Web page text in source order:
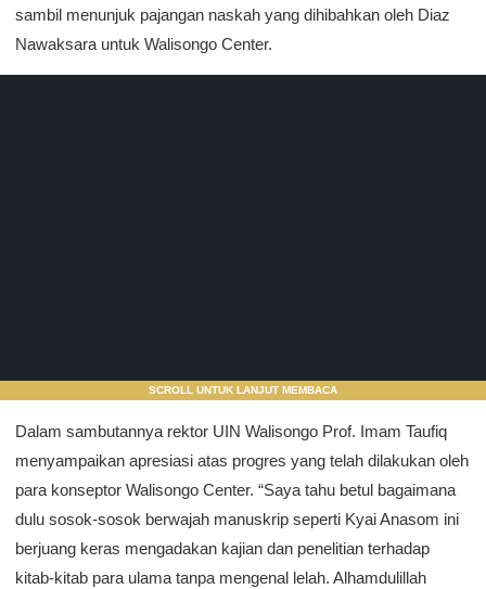
sambil menunjuk pajangan naskah yang dihibahkan oleh Diaz
Nawaksara untuk Walisongo Center.
SCROLL UNTUK LANJUT MEMBACA
Dalam sambutannya rektor UIN Walisongo Prof. Imam Taufiq
menyampaikan apresiasi atas progres yang telah dilakukan oleh
para konseptor Walisongo Center. “Saya tahu betul bagaimana
dulu sosok-sosok berwajah manuskrip seperti Kyai Anasom ini
berjuang keras mengadakan kajian dan penelitian terhadap
kitab-kitab para ulama tanpa mengenal lelah. Alhamdulillah